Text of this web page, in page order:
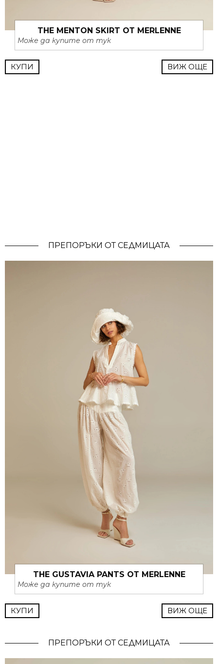
THE MENTON SKIRT ОТ MERLENNE
Може да купите от тук
КУПИ ВИЖ ОЩЕ
ПРЕПОРЪКИ ОТ СЕДМИЦАТА
THE GUSTAVIA PANTS ОТ MERLENNE
Може да купите от тук
КУПИ ВИЖ ОЩЕ
ПРЕПОРЪКИ ОТ СЕДМИЦАТА